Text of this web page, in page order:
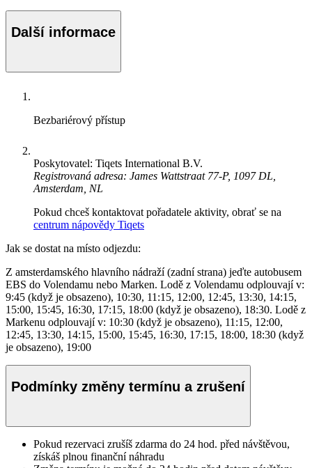
Další informace
Bezbariérový přístup
Poskytovatel: Tiqets International B.V.
Registrovaná adresa: James Wattstraat 77-P, 1097 DL,
Amsterdam, NL
Pokud chceš kontaktovat pořadatele aktivity, obrať se na
centrum nápovědy Tiqets
Jak se dostat na místo odjezdu:
Z amsterdamského hlavního nádraží (zadní strana) jeďte autobusem
EBS do Volendamu nebo Marken. Lodě z Volendamu odplouvají v:
9:45 (když je obsazeno), 10:30, 11:15, 12:00, 12:45, 13:30, 14:15,
15:00, 15:45, 16:30, 17:15, 18:00 (když je obsazeno), 18:30. Lodě z
Markenu odplouvají v: 10:30 (když je obsazeno), 11:15, 12:00,
12:45, 13:30, 14:15, 15:00, 15:45, 16:30, 17:15, 18:00, 18:30 (když
je obsazeno), 19:00
Podmínky změny termínu a zrušení
Pokud rezervaci zrušíš zdarma do 24 hod. před návštěvou,
získáš plnou finanční náhradu